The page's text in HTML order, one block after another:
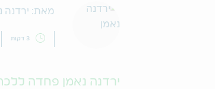
מאת: ירדנה
3 דקות
ירדנה נאמן פחדה